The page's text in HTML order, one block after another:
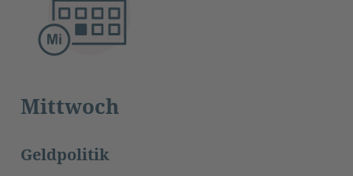
Mittwoch
Geldpolitik